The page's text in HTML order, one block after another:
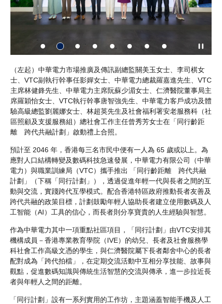
（左起）中華電力市場推廣及傳訊副總監關美玉女士、李司棋女
士、VTC副執行幹事任影嬋女士、中華電力總裁羅嘉進先生、VTC
主席林健鋒先生、中華電力主席阮蘇少湄女士、仁濟醫院董事局主
席羅穎怡女士、VTC執行幹事唐智強先生、中華電力客戶成功及體
驗高級總監劉麗娜女士、林超英先生及社會福利署安老服務科（社
區照顧及支援服務組）總社會工作主任曾秀芳女士在「同行齡距
離 跨代共融計劃」啟動禮上合照。
預計至 2046 年，香港每三名市民中便有一人為 65 歲或以上。為
應對人口結構轉變及數碼科技急速發展，中華電力有限公司（中華
電力）與職業訓練局（VTC）攜手推出 「同行齡距離 跨代共融
計劃」（下稱「同行計劃」），透過促進年輕一代與長者之間的互
動與交流，實踐跨代互學模式。配合香港特區政府推動長者友善及
跨代共融的政策目標，計劃鼓勵年輕人協助長者建立使用數碼及人
工智能（AI）工具的信心，而長者則分享寶貴的人生經驗與智慧。
作為中華電力其中一項重點社區項目，「同行計劃」由VTC安排其
機構成員－香港專業教育學院（IVE）的幼兒、長者及社會服務學
科社會工作高級文憑的學生，與仁濟醫院屬下長者鄰舍中心的長者
配對成為「跨代拍檔」，在定期交流活動中互相分享技能、故事與
觀點，促進數碼知識與傳統生活智慧的交流與傳承，進一步拉近長
者與年輕人之間的距離。
「同行計劃」設有一系列實用的工作坊，主題涵蓋智能手機及人工